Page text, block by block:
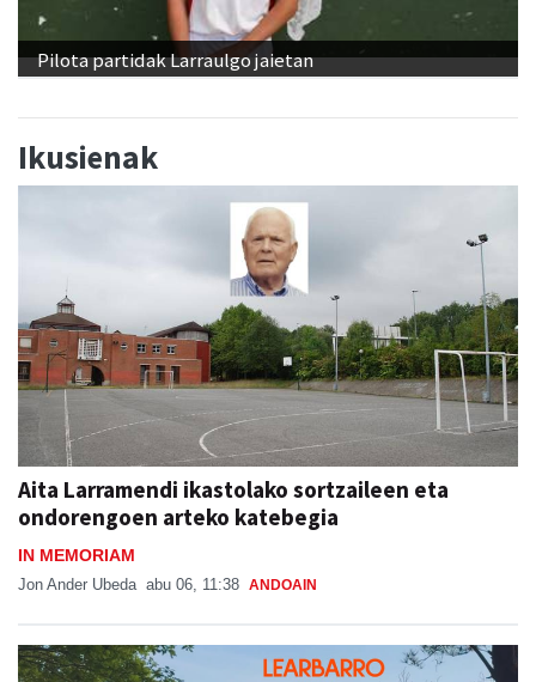
Pilota partidak Larraulgo jaietan
Ikusienak
Aita Larramendi ikastolako sortzaileen eta
ondorengoen arteko katebegia
IN MEMORIAM
Jon Ander Ubeda abu 06, 11:38 ANDOAIN